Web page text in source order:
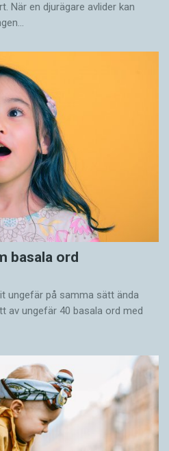
När en djurägare avlider kan
basala ord
ungefär på samma sätt ända
av ungefär 40 basala ord med